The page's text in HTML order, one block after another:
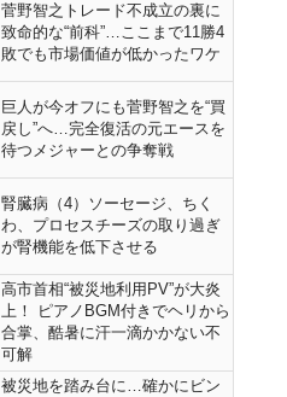
菅野智之トレード不成立の裏に
致命的な“前科”…ここまで11勝4
敗でも市場価値が低かったワケ
巨人が今オフにも菅野智之を“買
戻し”へ…完全復活の元エースを
待つメジャーとの争奪戦
腎臓病（4）ソーセージ、ちく
わ、プロセスチーズの取り過ぎ
が腎機能を低下させる
高市首相“被災地利用PV”が大炎
上！ ピアノBGM付きでヘリから
合掌、酷暑に汗一滴かかない不
可解
被災地を踏み台に…確かにビン